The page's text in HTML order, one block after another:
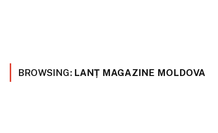
BROWSING: LANȚ MAGAZINE MOLDOVA